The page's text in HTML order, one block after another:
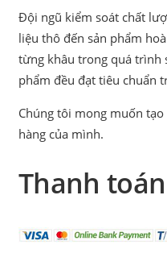
Đội ngũ kiểm soát chất
liệu thô đến sản phẩm
từng khâu trong quá trình
phẩm đều đạt tiêu chuẩn
Chúng tôi mong muốn
hàng của mình.
Thanh toán